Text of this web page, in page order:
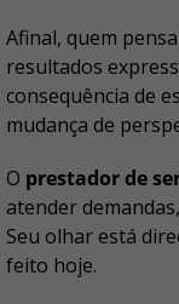
Afinal, quem
resultados
consequência de
mudança de
O prestador de
atender
Seu olhar está
feito hoje.